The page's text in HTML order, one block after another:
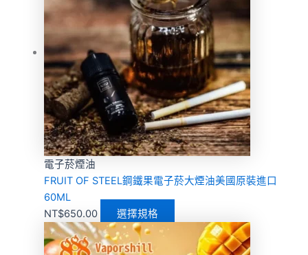
電子菸煙油
FRUIT OF STEEL鋼鐵果電子菸大煙油美國原裝進口
60ML
NT$650.00 選擇規格